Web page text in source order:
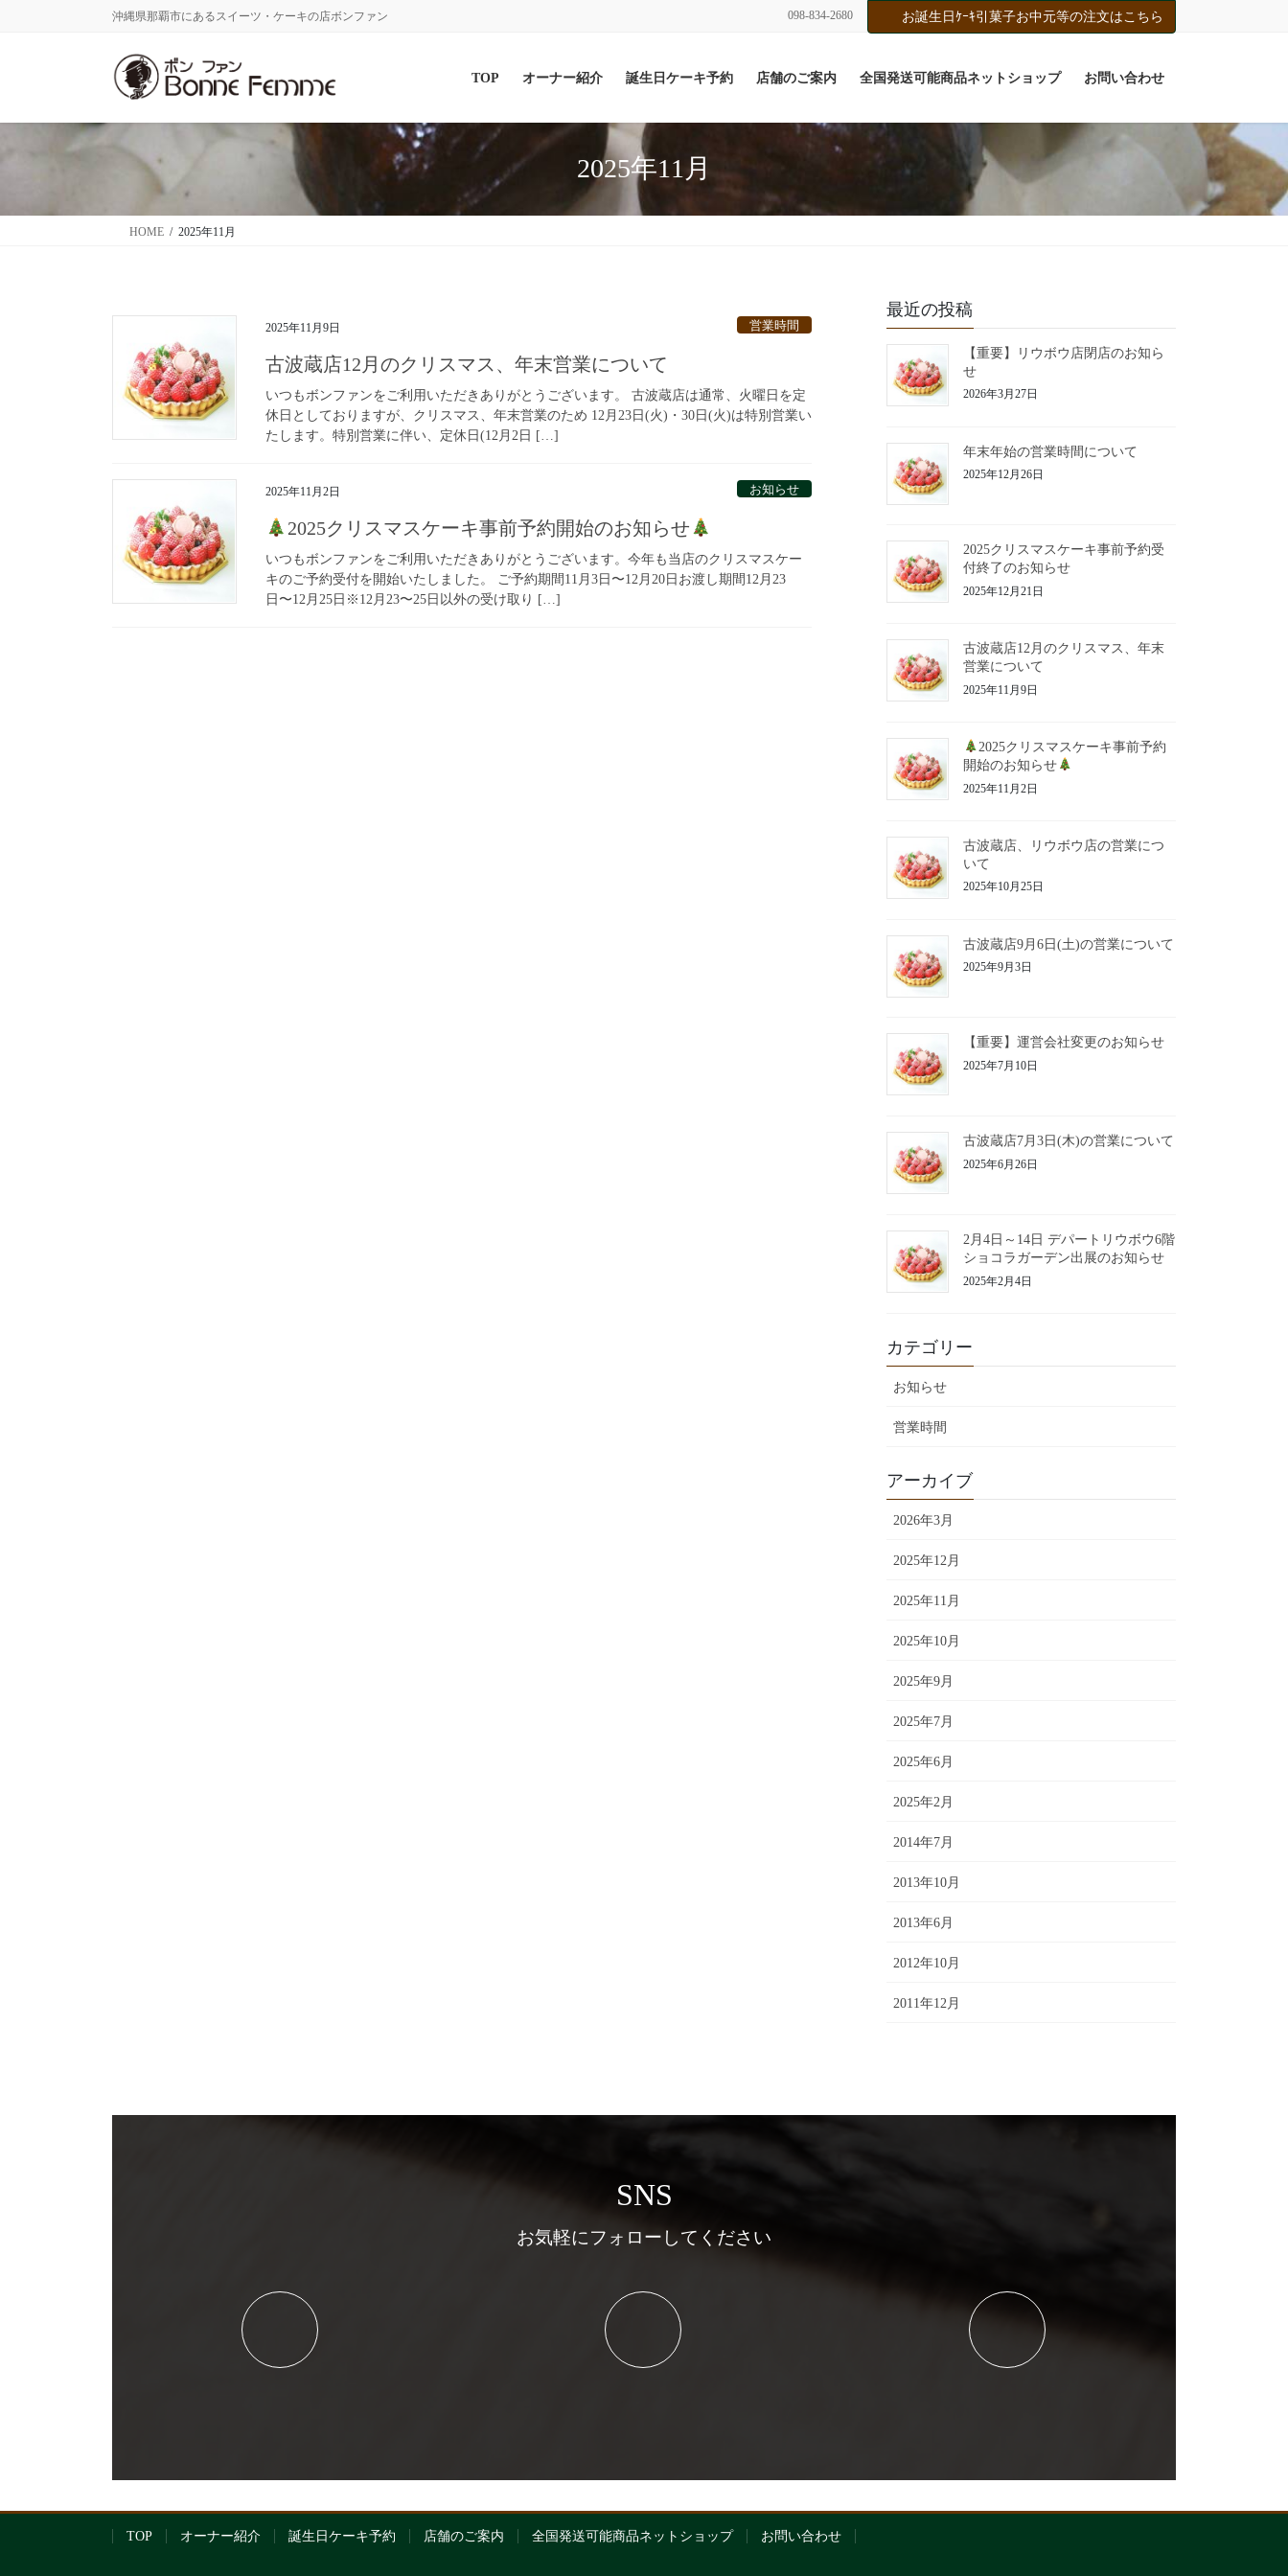
に
ョ
動
沖縄県那覇市にあるスイーツ・ケーキの店ボンファン 098-834-2680 お誕生日ｹｰｷ引菓子お中元等の注文はこちら
TOP オーナー紹介 誕生日ケーキ予約 店舗のご案内 全国発送可能商品ネットショップ お問い合わせ
2025年11月
HOME 2025年11月
2025年11月9日 営業時間
古波蔵店12月のクリスマス、年末営業について
いつもボンファンをご利用いただきありがとうございます。 古波蔵店は通常、火曜日を定
休日としておりますが、クリスマス、年末営業のため 12月23日(火)・30日(火)は特別営業い
たします。特別営業に伴い、定休日(12月2日 […]
2025年11月2日 お知らせ
2025クリスマスケーキ事前予約開始のお知らせ
いつもボンファンをご利用いただきありがとうございます。今年も当店のクリスマスケー
キのご予約受付を開始いたしました。 ご予約期間11月3日〜12月20日お渡し期間12月23
日〜12月25日※12月23〜25日以外の受け取り […]
最近の投稿
【重要】リウボウ店閉店のお知ら
せ
2026年3月27日
年末年始の営業時間について
2025年12月26日
2025クリスマスケーキ事前予約受
付終了のお知らせ
2025年12月21日
古波蔵店12月のクリスマス、年末
営業について
2025年11月9日
2025クリスマスケーキ事前予約
開始のお知らせ
2025年11月2日
古波蔵店、リウボウ店の営業につ
いて
2025年10月25日
古波蔵店9月6日(土)の営業について
2025年9月3日
【重要】運営会社変更のお知らせ
2025年7月10日
古波蔵店7月3日(木)の営業について
2025年6月26日
2月4日～14日 デパートリウボウ6階
ショコラガーデン出展のお知らせ
2025年2月4日
カテゴリー
お知らせ
営業時間
アーカイブ
2026年3月
2025年12月
2025年11月
2025年10月
2025年9月
2025年7月
2025年6月
2025年2月
2014年7月
2013年10月
2013年6月
2012年10月
2011年12月
SNS
お気軽にフォローしてください
TOP オーナー紹介 誕生日ケーキ予約 店舗のご案内 全国発送可能商品ネットショップ お問い合わせ